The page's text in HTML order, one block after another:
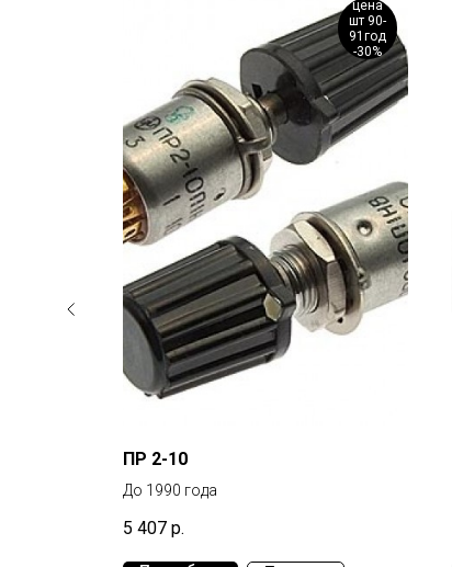
цена
шт 90-
91год
-30%
ПР 2-10
До 1990 года
5 407 р.